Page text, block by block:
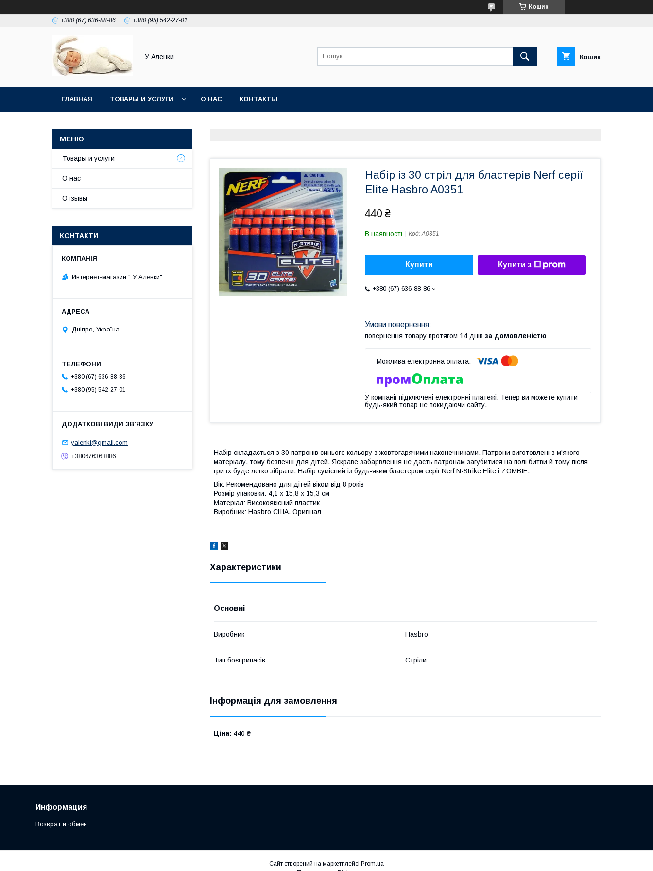
Кошик
+380 (67) 636-88-86 +380 (95) 542-27-01
У Аленки Кошик
ГЛАВНАЯ ТОВАРЫ И УСЛУГИ О НАС КОНТАКТЫ
Набір із 30 стріл для бластерів Nerf серії
Elite Hasbro A0351
440 ₴
В наявності Код:A0351
Купити Купити з
+380 (67) 636-88-86
повернення товару протягом 14 днів за домовленістю
У компанії підключені електронні платежі. Тепер ви можете купити
будь-який товар не покидаючи сайту.
Набір складається з 30 патронів синього кольору з жовтогарячими наконечниками. Патрони виготовлені з м'якого
матеріалу, тому безпечні для дітей. Яскраве забарвлення не дасть патронам загубитися на полі битви й тому після
гри їх буде легко зібрати. Набір сумісний із будь-яким бластером серії Nerf N-Strike Elite і ZOMBIE.
Вік: Рекомендовано для дітей віком від 8 років
Розмір упаковки: 4,1 x 15,8 x 15,3 см
Матеріал: Високоякісний пластик
Виробник: Hasbro США. Оригінал
Характеристики
Основні
Виробник Hasbro
Тип боєприпасів Стріли
Інформація для замовлення
Ціна: 440 ₴
Товары и услуги
О нас
Отзывы
КОНТАКТИ
Интернет-магазин " У Алёнки"
Дніпро, Україна
+380 (67) 636-88-86
+380 (95) 542-27-01
yalenki@gmail.com
+380676368886
Информация
Возврат и обмен
Сайт створений на маркетплейсі Prom.ua